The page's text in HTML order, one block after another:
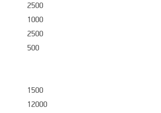
2500
1000
2500
500
1500
12000